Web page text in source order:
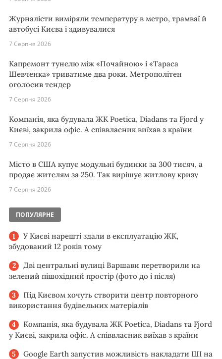
Журналісти виміряли температуру в метро, трамваї й
автобусі Києва і здивувалися
7 Серпня 2026
Капремонт тунелю між «Почайною» і «Тараса
Шевченка» триватиме два роки. Метрополітен
оголосив тендер
7 Серпня 2026
Компанія, яка будувала ЖК Poetica, Diadans та Fjord у
Києві, закрила офіс. А співвласник виїхав з країни
7 Серпня 2026
Місто в США купує модульні будинки за 300 тисяч, а
продає жителям за 250. Так вирішує житлову кризу
7 Серпня 2026
ПОПУЛЯРНЕ
У Києві нарешті здали в експлуатацію ЖК,
збудований 12 років тому
Дві центральні вулиці Варшави перетворили на
зелений пішохідний простір (фото до і після)
Під Києвом хочуть створити центр повторного
використання будівельних матеріалів
Компанія, яка будувала ЖК Poetica, Diadans та Fjord
у Києві, закрила офіс. А співвласник виїхав з країни
Google Earth запустив можливість накладати ШІ на